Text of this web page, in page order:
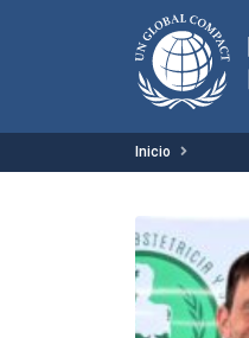
Inicio